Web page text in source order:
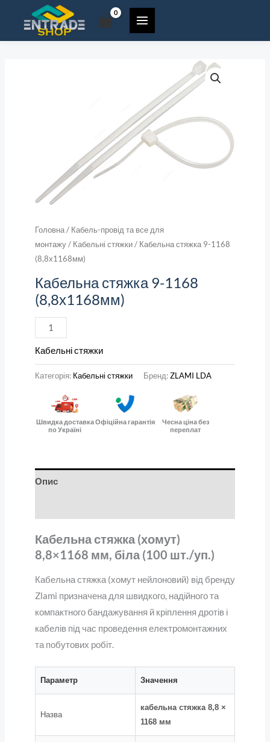
вмісту
Головна/ Кабель-провід та все для
монтажу/ Кабельні стяжки/ Кабельна стяжка 9-1168
(8,8х1168мм)
Кабельна стяжка 9-1168
(8,8х1168мм)
Кабельні стяжки
Категорія: Кабельні стяжки Бренд:ZLAMI LDA
Швидка доставка
по Україні
Офіційна гарантія
Чесна ціна без
переплат
Опис
Кабельна стяжка (хомут)
8,8×1168 мм, біла (100 шт./уп.)
Кабельна стяжка (хомут нейлоновий) від бренду
Zlami призначена для швидкого, надійного та
компактного бандажування й кріплення дротів і
кабелів під час проведення електромонтажних
та побутових робіт.
Параметр Значення
Назва
кабельна стяжка 8,8 ×
1168 мм
1168
(8,8х1168мм)